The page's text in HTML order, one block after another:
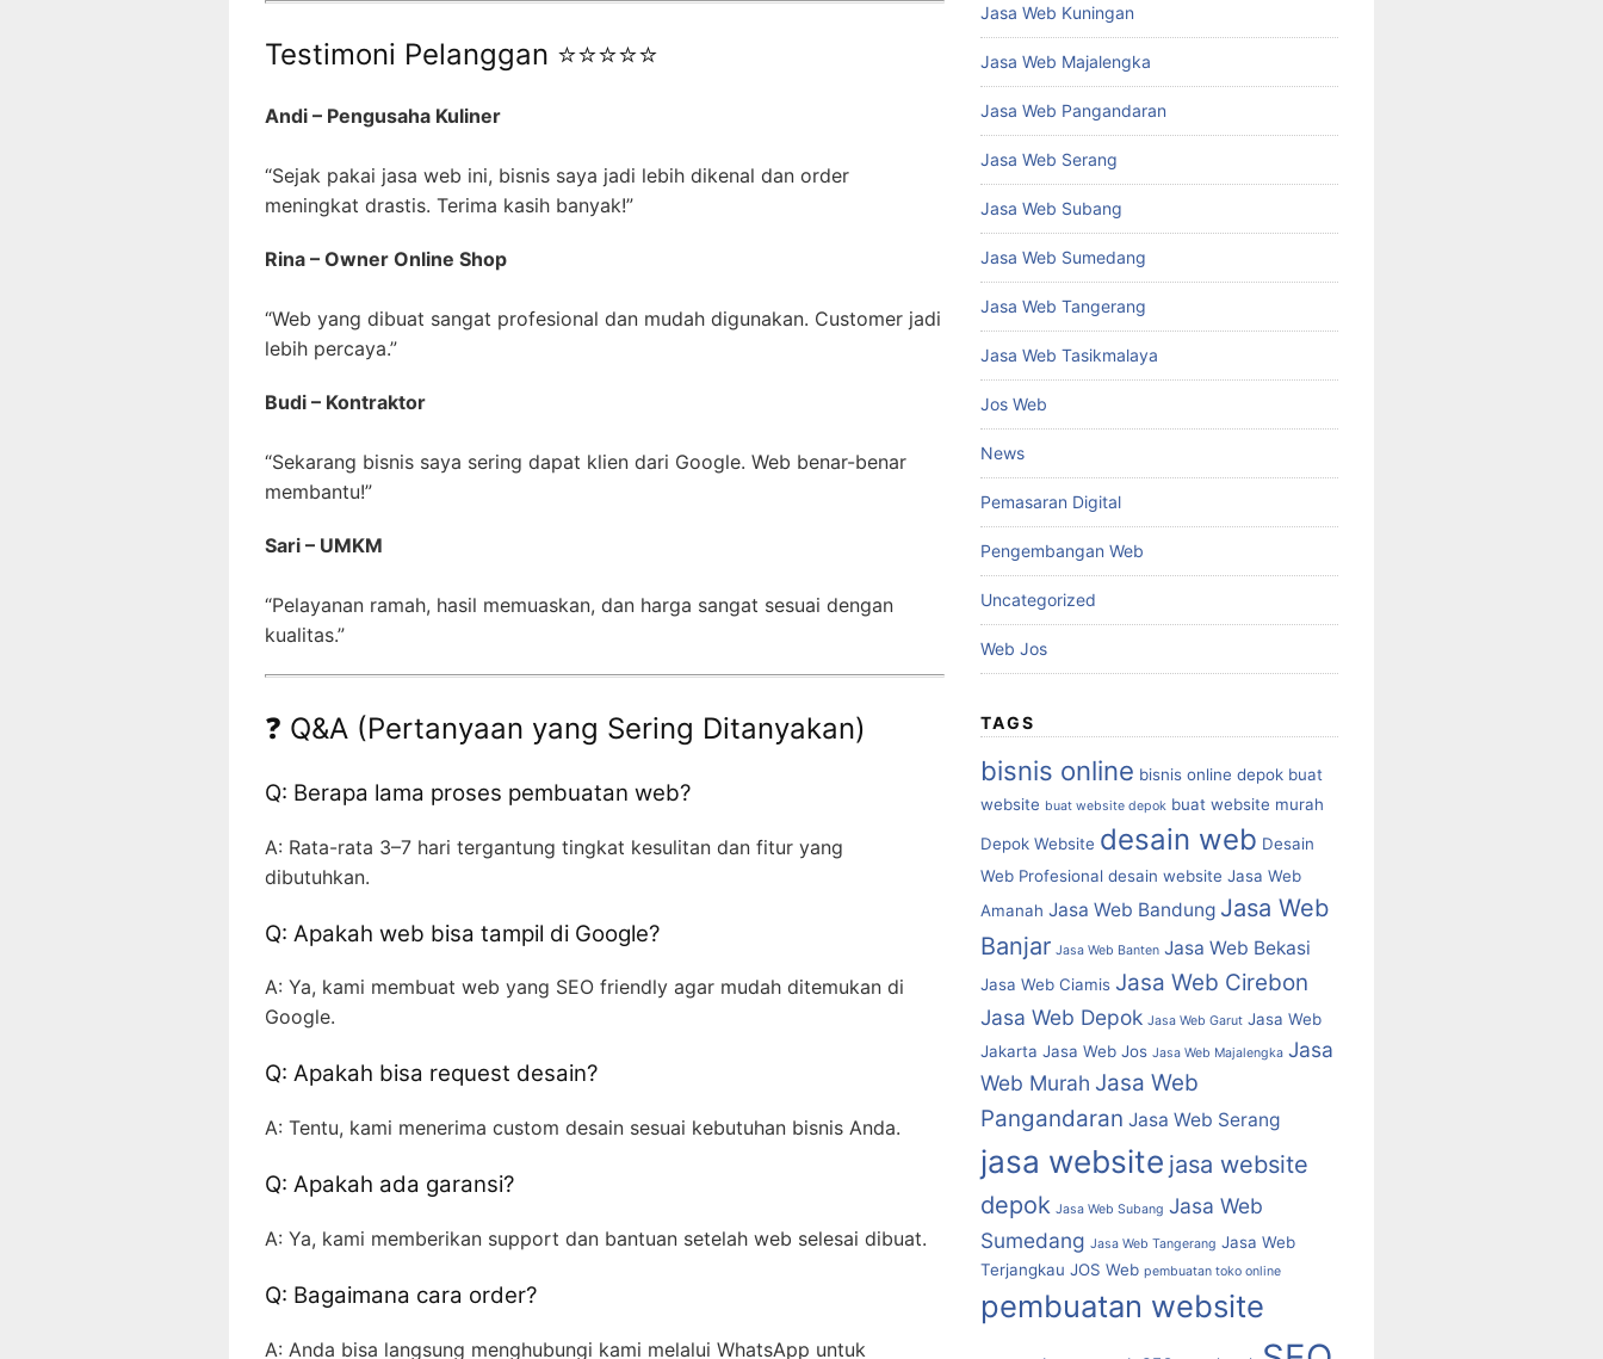
Testimoni Pelanggan ⭐⭐⭐⭐⭐
Andi – Pengusaha Kuliner
“Sejak pakai jasa web ini, bisnis saya jadi lebih dikenal dan order
meningkat drastis. Terima kasih banyak!”
Rina – Owner Online Shop
“Web yang dibuat sangat profesional dan mudah digunakan. Customer jadi
lebih percaya.”
Budi – Kontraktor
“Sekarang bisnis saya sering dapat klien dari Google. Web benar-benar
membantu!”
Sari – UMKM
“Pelayanan ramah, hasil memuaskan, dan harga sangat sesuai dengan
kualitas.”
❓ Q&A (Pertanyaan yang Sering Ditanyakan)
Q: Berapa lama proses pembuatan web?
A: Rata-rata 3–7 hari tergantung tingkat kesulitan dan fitur yang
dibutuhkan.
Q: Apakah web bisa tampil di Google?
A: Ya, kami membuat web yang SEO friendly agar mudah ditemukan di
Google.
Q: Apakah bisa request desain?
A: Tentu, kami menerima custom desain sesuai kebutuhan bisnis Anda.
Q: Apakah ada garansi?
A: Ya, kami memberikan support dan bantuan setelah web selesai dibuat.
Q: Bagaimana cara order?
A: Anda bisa langsung menghubungi kami melalui WhatsApp untuk
Jasa Web Kuningan
Jasa Web Majalengka
Jasa Web Pangandaran
Jasa Web Serang
Jasa Web Subang
Jasa Web Sumedang
Jasa Web Tangerang
Jasa Web Tasikmalaya
Jos Web
News
Pemasaran Digital
Pengembangan Web
Uncategorized
Web Jos
TAGS
bisnis online bisnis online depok buat
website buat website depok buat website murah
Depok Website desain web Desain
Web Profesional desain website Jasa Web
Amanah Jasa Web Bandung Jasa Web
Banjar Jasa Web Banten Jasa Web Bekasi
Jasa Web Ciamis Jasa Web Cirebon
Jasa Web Depok Jasa Web Garut Jasa Web
Jakarta Jasa Web Jos Jasa Web Majalengka Jasa
Web Murah Jasa Web
Pangandaran Jasa Web Serang
jasa website jasa website
depok Jasa Web Subang Jasa Web
Sumedang Jasa Web Tangerang Jasa Web
Terjangkau JOS Web pembuatan toko online
pembuatan website